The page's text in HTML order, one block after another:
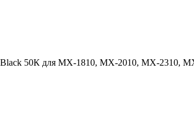
Black 50К для MX-1810, MX-2010, MX-